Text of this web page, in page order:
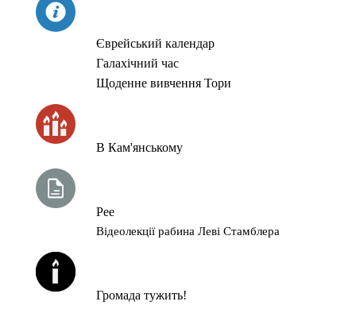
Єврейський календар
Галахічний час
Щоденне вивчення Тори
В Кам'янському
Рее
Відеолекції рабина Леві Стамблера
Громада тужить!